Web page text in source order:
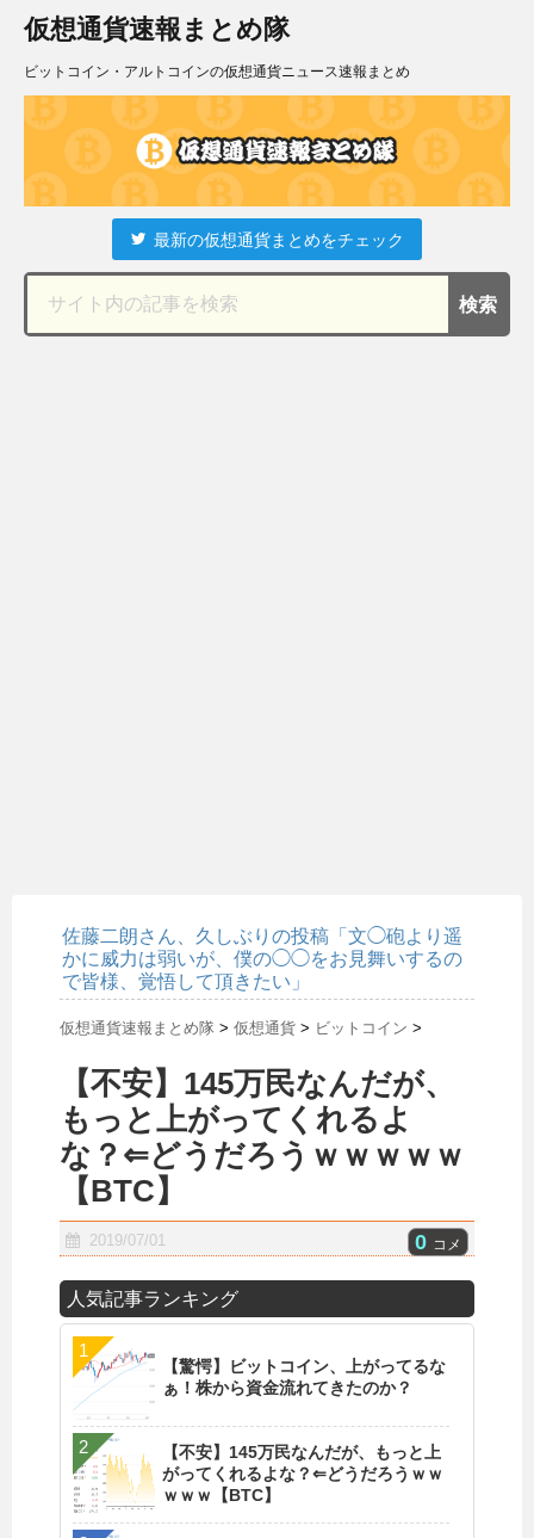
仮想通貨速報まとめ隊
ビットコイン・アルトコインの仮想通貨ニュース速報まとめ
最新の仮想通貨まとめをチェック
佐藤二朗さん、久しぶりの投稿「文◯砲より遥
かに威力は弱いが、僕の◯◯をお見舞いするの
で皆様、覚悟して頂きたい」
仮想通貨速報まとめ隊 > 仮想通貨 > ビットコイン >
【不安】145万民なんだが、
もっと上がってくれるよ
な？⇐どうだろうｗｗｗｗｗ
【BTC】
2019/07/01 0 コメ
人気記事ランキング
【驚愕】ビットコイン、上がってるな
ぁ！株から資金流れてきたのか？
【不安】145万民なんだが、もっと上
がってくれるよな？⇐どうだろうｗｗ
ｗｗｗ【BTC】